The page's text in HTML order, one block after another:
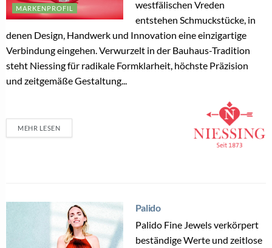
MARKENPROFIL
westfälischen Vreden
entstehen Schmuckstücke, in
denen Design, Handwerk und Innovation eine einzigartige
Verbindung eingehen. Verwurzelt in der Bauhaus-Tradition
steht Niessing für radikale Formklarheit, höchste Präzision
und zeitgemäße Gestaltung...
MEHR LESEN
Palido
Palido Fine Jewels verkörpert
beständige Werte und zeitlose